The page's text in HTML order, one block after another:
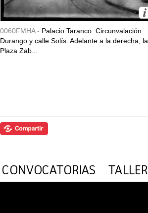
0060FMHA - Palacio Taranco. Circunvalación
Durango y calle Solís. Adelante a la derecha, la
Plaza Zab...